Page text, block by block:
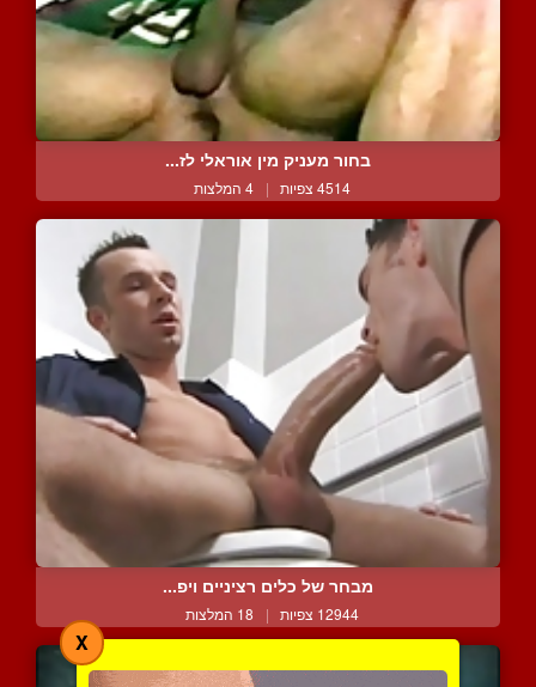
בחור מעניק מין אוראלי לז...
4514 צפיות | 4 המלצות
מבחר של כלים רציניים ויפ...
12944 צפיות | 18 המלצות
X